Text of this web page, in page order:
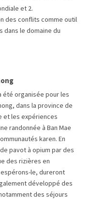
et 2.
des conflits comme outil
le domaine du
été organisée pour les
dans la province de
et les expériences
randonnée à Ban Mae
karen. En
pavot à opium par des
des rizières en
le, dureront
développé des
des séjours